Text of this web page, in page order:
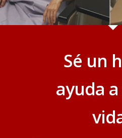
Sé un
ayuda